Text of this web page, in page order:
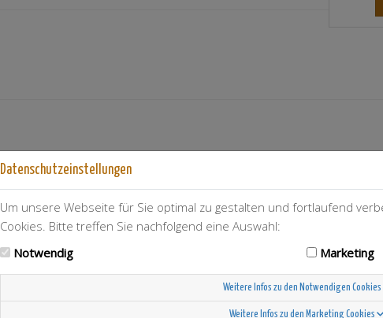
Datenschutzeinstellungen
Um unsere Webseite für Sie optimal zu gestalten und fortlaufend
Cookies. Bitte treffen Sie nachfolgend eine Auswahl:
Notwendig
Marketing
Weitere Infos zu den Notwendigen Cookies
Weitere Infos zu den Marketing Cookies